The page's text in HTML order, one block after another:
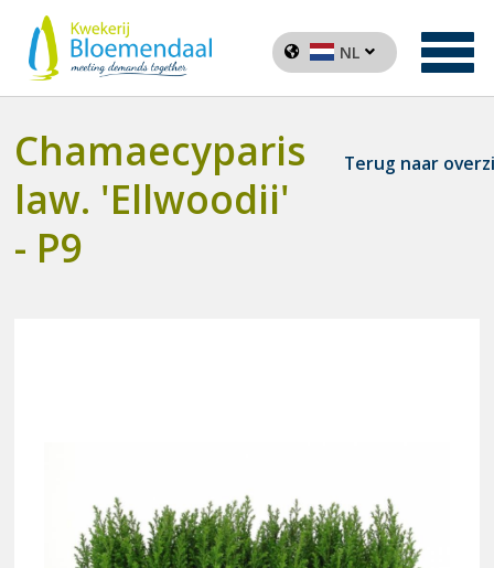
NL
Chamaecyparis
law. 'Ellwoodii'
- P9
Terug naar